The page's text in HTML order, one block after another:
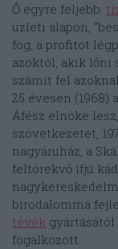
Ő egyre feljebb:
üzleti alapon,
fog, a profitot
azoktól, akik lőni
számít fel
25 évesen
Áfész elnöke
szövetkezetet,
nagyáruház, a
feltörekvő ifjú
birodalommá
tévék
fogalkozott.